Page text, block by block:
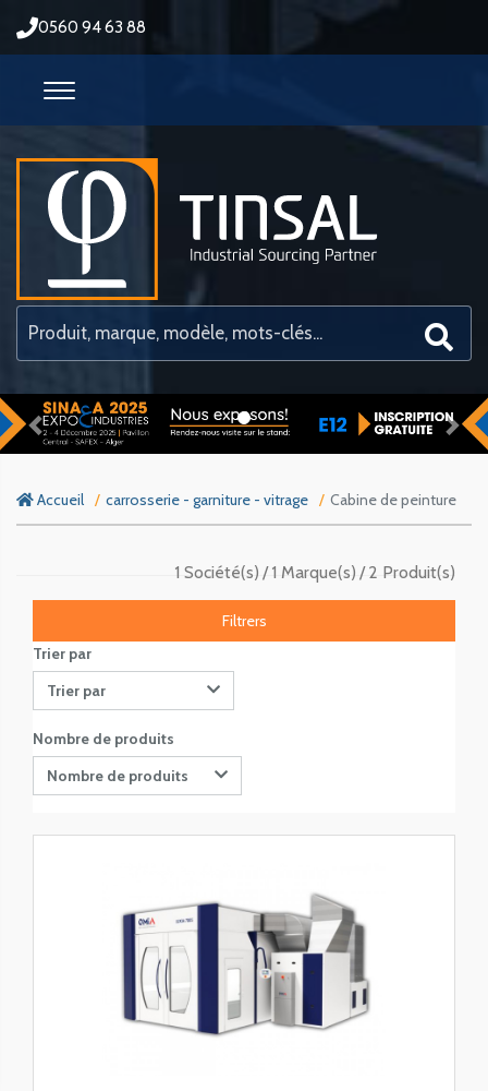
0560 94 63 88
Previous
Accueil carrosserie - garniture - vitrage Cabine de peinture
2 Produit(s)
1 Marque(s)
1 Société(s)
Filtrers
Trier par
Trier par
Nombre de produits
Nombre de produits